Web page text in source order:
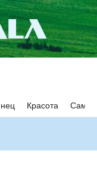
Красота